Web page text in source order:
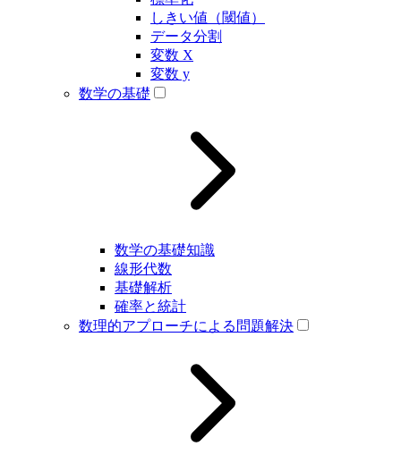
しきい値（閾値）
データ分割
変数 X
変数 y
数学の基礎
数学の基礎知識
線形代数
基礎解析
確率と統計
数理的アプローチによる問題解決